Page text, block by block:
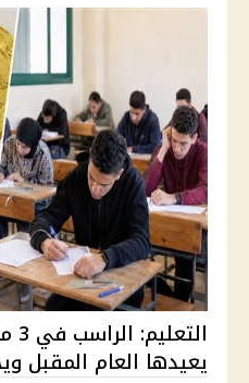
يعيدها العام المقبل